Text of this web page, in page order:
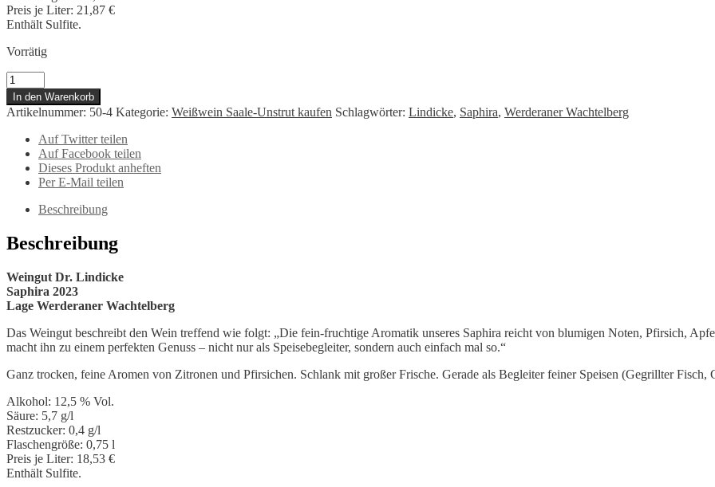
Preis je Liter: 21,87 €
Enthält Sulfite.
Vorrätig
Dr.
Lindicke
Saphira
2023
Menge
In den Warenkorb
Artikelnummer: 50-4 Kategorie: Weißwein Saale-Unstrut kaufen Schlagwörter: Lindicke, Saphira, Werderaner Wachtelberg
Auf Twitter teilen
Auf Facebook teilen
Dieses Produkt anheften
Per E-Mail teilen
Beschreibung
Beschreibung
Weingut Dr. Lindicke
Saphira 2023
Lage Werderaner Wachtelberg
Das Weingut beschreibt den Wein treffend wie folgt: „Die fein-fruchtige Aromatik unseres Saphira reicht von blumigen Noten, Pfirsich,
macht ihn zu einem perfekten Genuss – nicht nur als Speisebegleiter, sondern auch einfach mal so.“
Ganz trocken, feine Aromen von Zitronen und Pfirsichen. Schlank mit großer Frische. Gerade als Begleiter feiner Speisen (Gegrillter
Alkohol: 12,5 % Vol.
Säure: 5,7 g/l
Restzucker: 0,4 g/l
Flaschengröße: 0,75 l
Preis je Liter: 18,53 €
Enthält Sulfite.